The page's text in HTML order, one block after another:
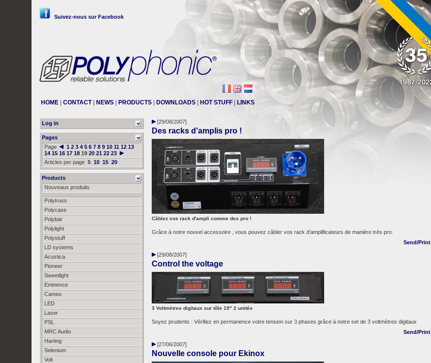
Suivez-nous sur Facebook
HOME CONTACT| NEWS PRODUCTS DOWNLOADS HOT STUFF LINKS
Log in
Pages
Page
1 2 3 4 5 6 7 8 9 10 11 12 13
14 15 16 17 18 19 20 21 22 23
Articles per page 5 10 15 20
Products
Nouveaux produits
Polytruss
Polycase
Polybar
Polylight
Polystuff
LD systems
Acustica
Pioneer
Sweetlight
Eminence
Cameo
LED
Laser
PSL
MRC Audio
Harting
Selenium
Volt
[29/08/2007]
Des racks d'amplis pro !
Câblez vos rack d'ampli comme des pro !
Grâce à notre nouvel accessoire , vous pouvez câbler vos rack d'amplificateurs de manière très pro.
Send/Print
[29/08/2007]
Control the voltage
3 Voltmètres digitaux sur tôle 19" 2 unités
Soyez prudents : Vérifiez en permanence votre tension sur 3 phases grâce à notre set de 3 voltmètres digitaux
Send/Print
[27/06/2007]
Nouvelle console pour Ekinox